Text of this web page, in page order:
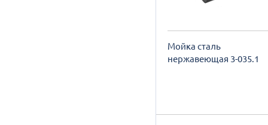
Мойка сталь
нержавеющая 3-035.1